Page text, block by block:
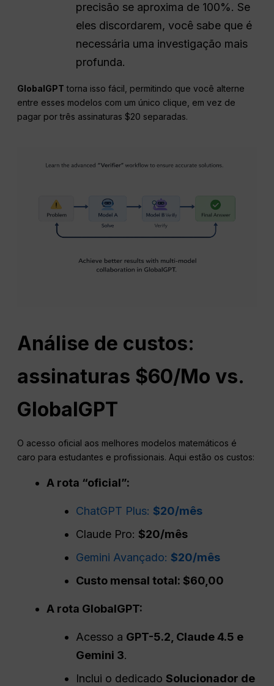
precisão se aproxima de 100%. Se
eles discordarem, você sabe que é
necessária uma investigação mais
profunda.
GlobalGPT torna isso fácil, permitindo que você alterne
entre esses modelos com um único clique, em vez de
pagar por três assinaturas $20 separadas.
Análise de custos:
assinaturas $60/Mo vs.
GlobalGPT
O acesso oficial aos melhores modelos matemáticos é
caro para estudantes e profissionais. Aqui estão os custos:
A rota “oficial”:
ChatGPT Plus:$20/mês
Claude Pro:$20/mês
Gemini Avançado:$20/mês
Custo mensal total: $60,00
A rota GlobalGPT:
Acesso a GPT-5.2, Claude 4.5 e
Gemini 3.
Inclui o dedicadoSolucionador de